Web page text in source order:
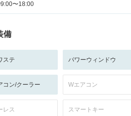
〜18:00
備
ステ パワーウィンドウ
コン/クーラー Wエアコン
レス スマートキー